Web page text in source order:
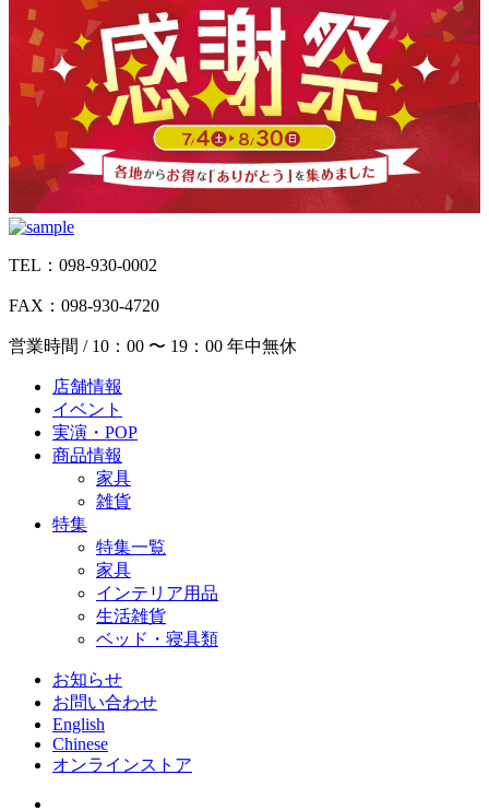
TEL：098-930-0002
FAX：098-930-4720
営業時間 / 10：00 〜 19：00 年中無休
店舗情報
イベント
実演・POP
商品情報
家具
雑貨
特集
特集一覧
家具
インテリア用品
生活雑貨
ベッド・寝具類
お知らせ
お問い合わせ
English
Chinese
オンラインストア